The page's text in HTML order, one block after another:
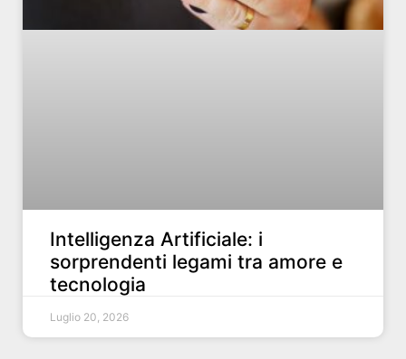
Intelligenza Artificiale: i
sorprendenti legami tra amore e
tecnologia
Luglio 20, 2026